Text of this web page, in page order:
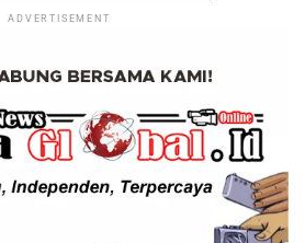
ADVERTISEMENT